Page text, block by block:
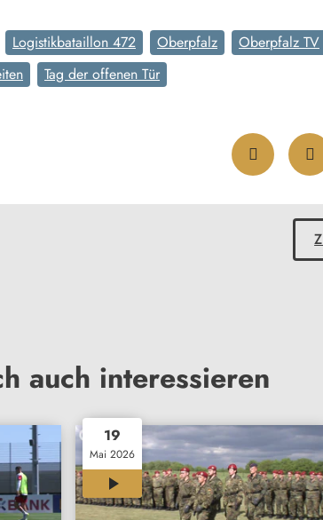
Logistikbataillon 472 Oberpfalz Oberpfalz TV
Tag der offenen Tür
auch interessieren
19
Mai 2026
00:33